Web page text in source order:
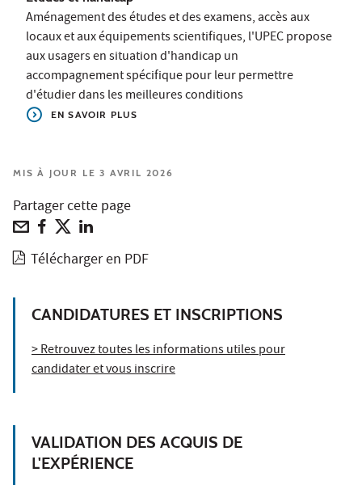
Aménagement des études et des examens, accès aux
locaux et aux équipements scientifiques, l'UPEC propose
aux usagers en situation d'handicap un
accompagnement spécifique pour leur permettre
d'étudier dans les meilleures conditions
EN SAVOIR PLUS
MIS À JOUR LE 3 AVRIL 2026
Partager cette page
Télécharger en PDF
CANDIDATURES ET INSCRIPTIONS
> Retrouvez toutes les informations utiles pour
candidater et vous inscrire
VALIDATION DES ACQUIS DE
L'EXPÉRIENCE